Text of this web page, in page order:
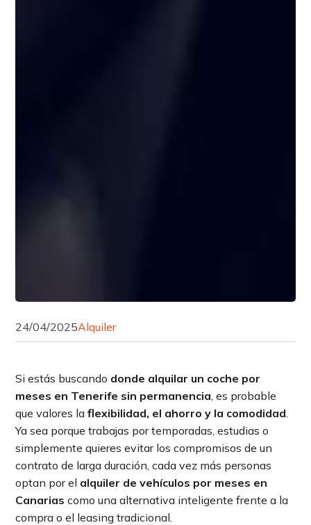
24/04/2025Alquiler
Si estás buscando donde alquilar un coche por
meses en Tenerife sin permanencia, es probable
que valores laflexibilidad, el ahorro y la comodidad.
Ya sea porque trabajas por temporadas, estudias o
simplemente quieres evitar los compromisos de un
contrato de larga duración, cada vez más personas
optan por el alquiler de vehículos por meses en
Canarias como una alternativa inteligente frente a la
compra o el leasing tradicional.